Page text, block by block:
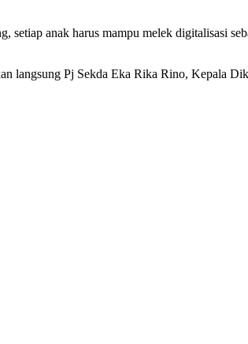
anak harus mampu melek digitalisasi
langsung Pj Sekda Eka Rika Rino, Kepala